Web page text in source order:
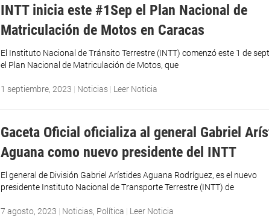
INTT inicia este #1Sep el Plan Nacional de
Matriculación de Motos en Caracas
El Instituto Nacional de Tránsito Terrestre (INTT) comenzó este 1 de
el Plan Nacional de Matriculación de Motos, que
1 septiembre, 2023 | Noticias | Leer Noticia
Gaceta Oficial oficializa al general Gabriel
Aguana como nuevo presidente del INTT
El general de División Gabriel Arístides Aguana Rodríguez, es el nuevo
presidente Instituto Nacional de Transporte Terrestre (INTT) de
7 agosto, 2023 | Noticias, Política | Leer Noticia